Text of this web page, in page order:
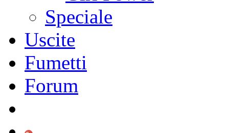
Speciale
Uscite
Fumetti
Forum